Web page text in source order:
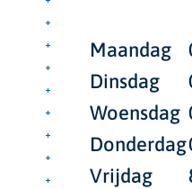
Maandag
Dinsdag
Woensdag
Donderdag
Vrijdag